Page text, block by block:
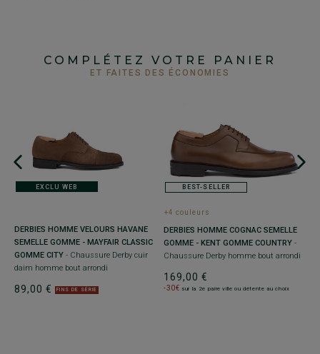
COMPLÉTEZ VOTRE PANIER
ET FAITES DES ÉCONOMIES
EXCLU WEB
DERBIES HOMME VELOURS HAVANE
SEMELLE GOMME - MAYFAIR CLASSIC
GOMME CITY - Chaussure Derby cuir
daim homme bout arrondi
89,00 € FINS DE SÉRIE
BEST-SELLER
+4 couleurs
DERBIES HOMME COGNAC SEMELLE
GOMME - KENT GOMME COUNTRY -
Chaussure Derby homme bout arrondi
169,00 €
-30€ sur la 2e paire ville ou détente au choix